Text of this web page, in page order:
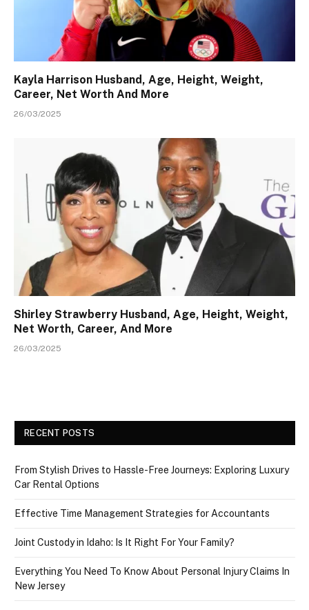
Kayla Harrison Husband, Age, Height, Weight,
Career, Net Worth And More
26/03/2025
Shirley Strawberry Husband, Age, Height, Weight,
Net Worth, Career, And More
26/03/2025
RECENT POSTS
From Stylish Drives to Hassle-Free Journeys: Exploring Luxury
Car Rental Options
Effective Time Management Strategies for Accountants
Joint Custody in Idaho: Is It Right For Your Family?
Everything You Need To Know About Personal Injury Claims In
New Jersey